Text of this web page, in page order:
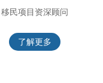
移民项目资深顾问
了解更多